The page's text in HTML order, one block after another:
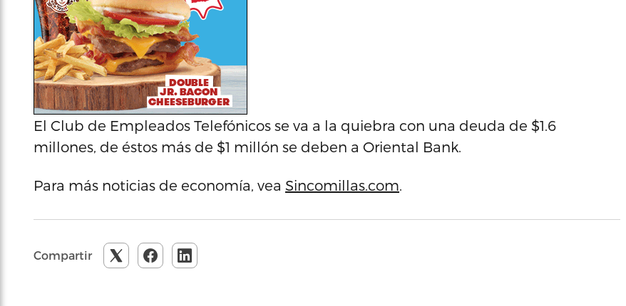
El Club de Empleados Telefónicos se va a la quiebra con una deuda de $1.6
millones, de éstos más de $1 millón se deben a Oriental Bank.
Para más noticias de economía, vea Sincomillas.com.
Compartir